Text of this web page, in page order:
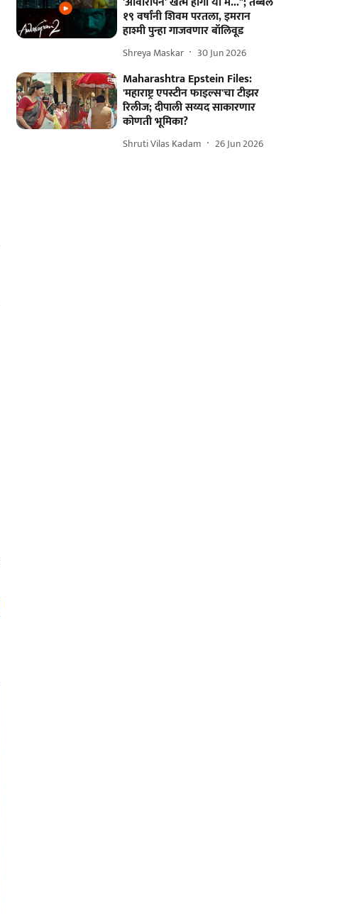
१९ वर्षांनी शिवम परतला, इमरान
हाश्मी पुन्हा गाजवणार बॉलिवूड
Shreya Maskar 30 Jun 2026
Maharashtra Epstein Files:
'महाराष्ट्र एपस्टीन फाइल्स'चा टीझर
रिलीज; दीपाली सय्यद साकारणार
कोणती भूमिका?
Shruti Vilas Kadam 26 Jun 2026